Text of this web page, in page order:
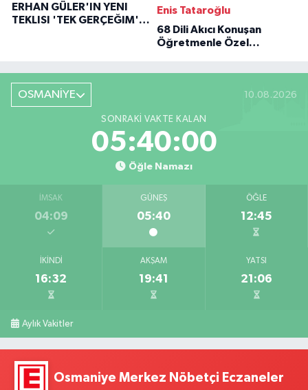
ERHAN GÜLER'IN YENI
TEKLISI 'TEK GERÇEĞIM'LE
Enis Tataroğlu
68 Dili Akıcı Konuşan
Öğretmenle Özel
OSMANİYE 10.08.2026
SONRAKI VAKTE KALAN
05:39:59
Öğle Namazı
İMSAK
04:09
GÜNEŞ
05:40
ÖĞLE
12:45
İKINDI
16:32
AKŞAM
19:41
YATSI
21:06
Aylık Vakitler
Osmaniye Merkez Nöbetçi Eczaneler